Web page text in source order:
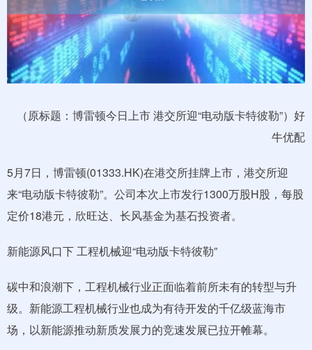
（原标题：博雷顿今日上市 港交所迎“电动版卡特彼勒”）好
牛优配
5月7日，博雷顿(01333.HK)在港交所挂牌上市，港交所迎
来“电动版卡特彼勒”。公司本次上市发行1300万股H股，每股
定价18港元，欣旺达、长风基金为基石投资者。
新能源风口下 工程机械迎“电动版卡特彼勒”
碳中和浪潮下，工程机械行业正面临着前所未有的转型与升
级。新能源工程机械行业也成为有待开发的千亿级蓝海市
场，以新能源推动新质发展力的竞速发展已拉开帷幕。